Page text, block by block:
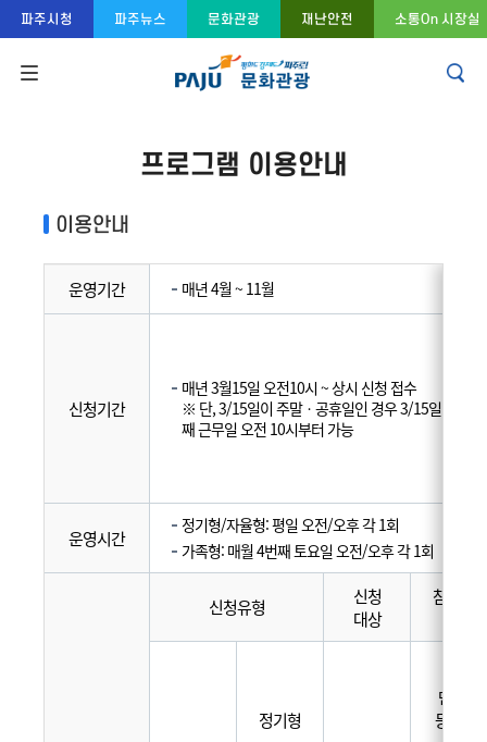
콘텐츠 바로가기
주메뉴 바로가기
푸터 바로가기
파주시청 파주뉴스 문화관광 재난안전 소통On 시장실
프로그램 이용안내
이용안내
운영기간 매년 4월 ~ 11월
신청기간
매년 3월15일 오전10시 ~ 상시 신청 접수
※ 단, 3/15일이 주말ㆍ공휴일인 경우 3/15일 이후
째 근무일 오전 10시부터 가능
운영시간
정기형/자율형: 평일 오전/오후 각 1회
가족형: 매월 4번째 토요일 오전/오후 각 1회
신청유형
신청
대상
참여 가
정기형
만 3세
등학교